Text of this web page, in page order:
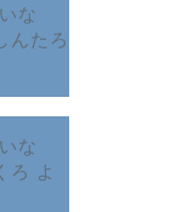
な
んたろ
な
ろ よ